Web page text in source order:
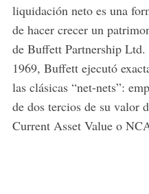
liquidación neto es una
de hacer crecer un
de Buffett Partnership
1969, Buffett ejecutó
las clásicas “net-nets”:
de dos tercios de su valor
Current Asset Value o